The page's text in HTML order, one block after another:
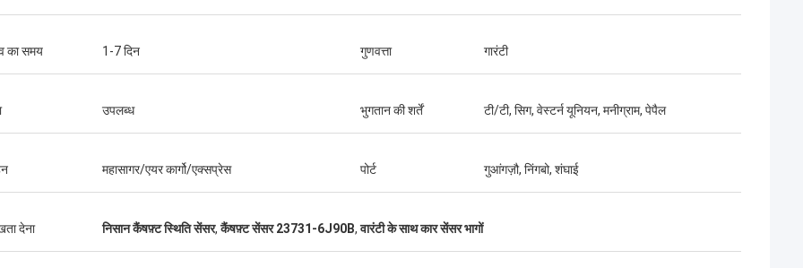
का समय 1-7 दिन गुणवत्ता गारंटी
उपलब्ध भुगतान की शर्तें टी/टी, सिग, वेस्टर्न यूनियन, मनीग्राम, पेपैल
महासागर/एयर कार्गो/एक्सप्रेस पोर्ट गुआंगज़ौ, निंगबो, शंघाई
देना निसान कैंषफ़्ट स्थिति सेंसर,कैंषफ़्ट सेंसर 23731-6J90B,वारंटी के साथ कार सेंसर भागों